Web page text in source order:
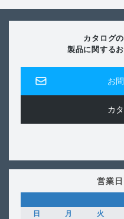
カタログ
製品に関する
お
カ
営業
日
月 火